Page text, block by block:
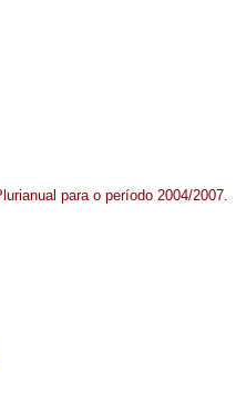
para o período 2004/2007.